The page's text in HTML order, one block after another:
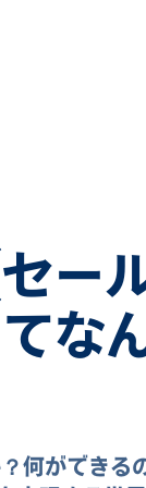
ー
な
何ができる